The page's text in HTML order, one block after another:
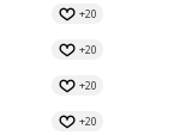
+20
+20
+20
+20